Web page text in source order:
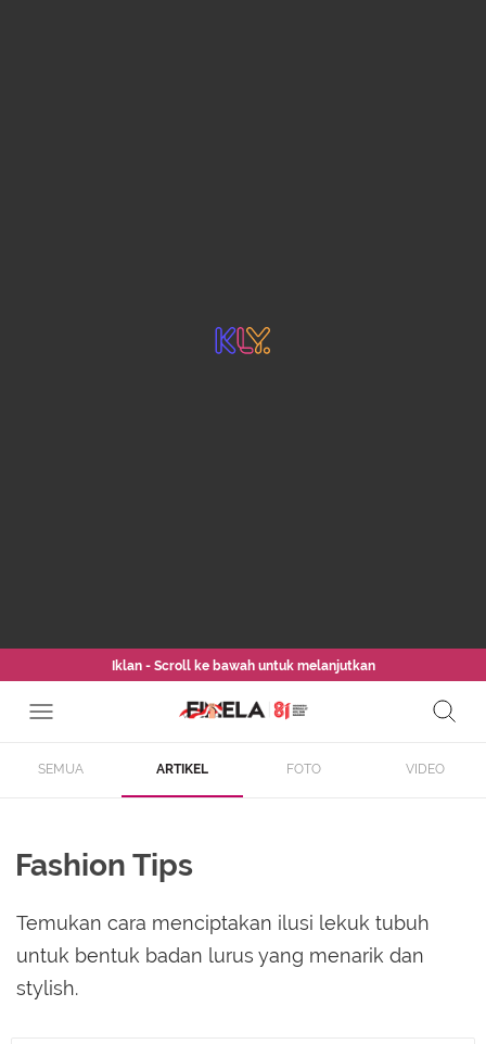
Iklan - Scroll ke bawah untuk melanjutkan
SEMUA ARTIKEL FOTO VIDEO
Fashion Tips
Temukan cara menciptakan ilusi lekuk tubuh
untuk bentuk badan lurus yang menarik dan
stylish.